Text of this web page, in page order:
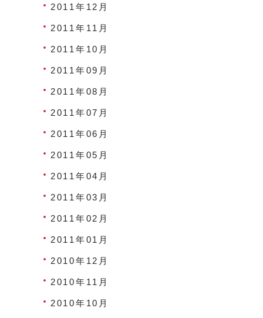
2011年12月
2011年11月
2011年10月
2011年09月
2011年08月
2011年07月
2011年06月
2011年05月
2011年04月
2011年03月
2011年02月
2011年01月
2010年12月
2010年11月
2010年10月